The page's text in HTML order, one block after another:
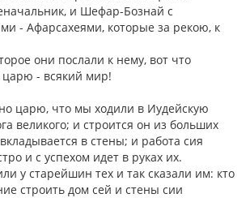
и Шефар-Бознай с
- Афарсахеями, которые за рекою, к
они послали к нему, вот что
- всякий мир!
царю, что мы ходили в Иудейскую
великого; и строится он из больших
в стены; и работа сия
и с успехом идет в руках их.
у старейшин тех и так сказали им: кто
строить дом сей и стены сии